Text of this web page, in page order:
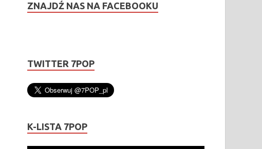
ZNAJDŹ NAS NA FACEBOOKU
TWITTER 7POP
K-LISTA 7POP